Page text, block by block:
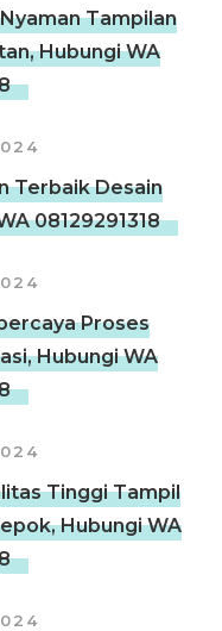
Tampilan
Hubungi WA
Terbaik Desain
08129291318
Proses
Hubungi WA
Tinggi Tampil
Hubungi WA